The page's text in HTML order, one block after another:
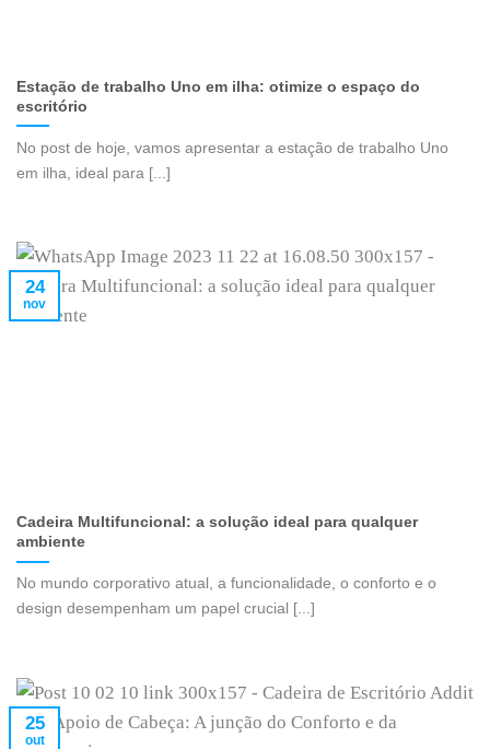
Estação de trabalho Uno em ilha: otimize o espaço do
escritório
No post de hoje, vamos apresentar a estação de trabalho Uno
em ilha, ideal para [...]
Cadeira Multifuncional: a solução ideal para qualquer
ambiente
No mundo corporativo atual, a funcionalidade, o conforto e o
design desempenham um papel crucial [...]
24
nov
25
out